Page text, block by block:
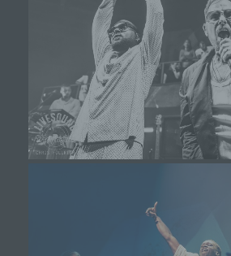
Internetseite und dem auf dem
des Benutzers abgelegten
wird. Ein weiteres Beispiel ist
Warenkorbes im Online-Shop.
merkt sich die Artikel, die ein
virtuellen Warenkorb gelegt hat,
Die betroffene Person kann die
Cookies durch unsere
mittels einer entsprechenden
genutzten Internetbrowsers
widersprechen. Ferner können
Cookies jederzeit über einen
andere Softwareprogramme
ist in allen gängigen